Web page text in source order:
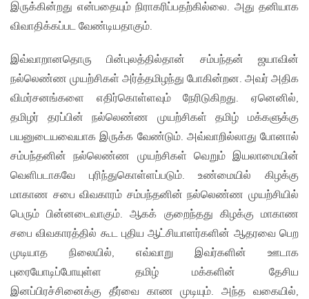
இருக்கின்றது என்பதையும் நிராகரிப்பதற்கில்லை. அது தனியாக
விவாதிக்கப்பட வேண்டியதாகும்.
இவ்வாறானதொரு பின்புலத்தில்தான் சம்பந்தன் ஜயாவின்
நல்லெண்ண முயற்சிகள் அர்த்தமிழந்து போகின்றன. அவர் அதிக
விமர்சனங்களை எதிர்கொள்ளவும் நேரிடுகிறது. ஏனெனில்,
தமிழர் தரப்பின் நல்லெண்ண முயற்சிகள் தமிழ் மக்களுக்கு
பயனுடையவையாக இருக்க வேண்டும். அவ்வாறில்லாது போனால்
சம்பந்தனின் நல்லெண்ண முயற்சிகள் வெறும் இயலாமையின்
வெளிபடாகவே புரிந்துகொள்ளப்படும். உண்மையில் கிழக்கு
மாகாண சபை விவகாரம் சம்பந்தனின் நல்லெண்ண முயற்சியில்
பெரும் பின்னடைவாகும். ஆகக் குறைந்தது கிழக்கு மாகாண
சபை விவகாரத்தில் கூட புதிய ஆட்சியாளர்களின் ஆதரவை பெற
முடியாத நிலையில், எவ்வாறு இவர்களின் ஊடாக
புரையோடிப்போயுள்ள தமிழ் மக்களின் தேசிய
இனப்பிரச்சினைக்கு தீர்வை காண முடியும். அந்த வகையில்,